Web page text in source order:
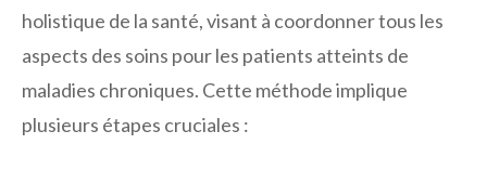
holistique de la santé, visant à coordonner tous les
aspects des soins pour les patients atteints de
maladies chroniques. Cette méthode implique
plusieurs étapes cruciales :